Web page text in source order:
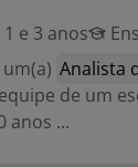
e 3 anos
Analista
de um
anos ...